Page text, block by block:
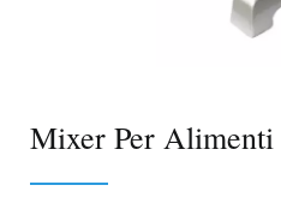
Mixer Per Alimenti